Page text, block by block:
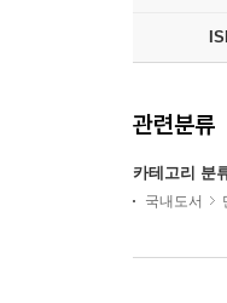
관련분류
카테고리 분
국내도서